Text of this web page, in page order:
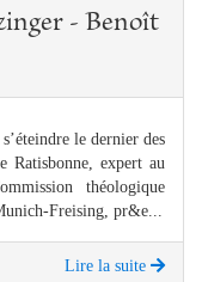
- Benoît
le dernier des
Ratisbonne, expert au
théologique
Freising, pr&e...
Lire la suite